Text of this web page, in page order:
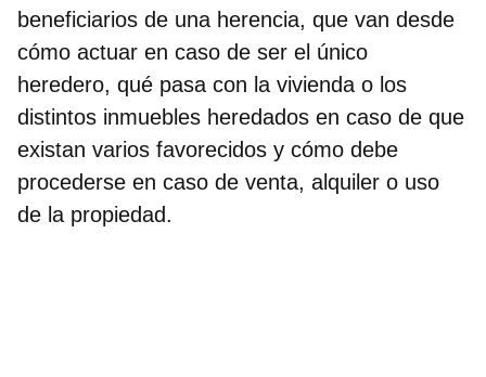
beneficiarios de una herencia, que van desde
cómo actuar en caso de ser el único
heredero, qué pasa con la vivienda o los
distintos inmuebles heredados en caso de que
existan varios favorecidos y cómo debe
procederse en caso de venta, alquiler o uso
de la propiedad.